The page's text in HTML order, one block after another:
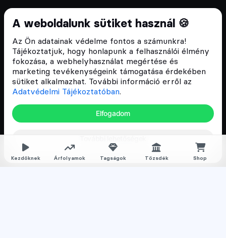
Kezdőknek Árfolyamok Tagságok Tőzsdék Shop
A weboldalunk sütiket használ 🍪
Az Ön adatainak védelme fontos a számunkra!
Tájékoztatjuk, hogy honlapunk a felhasználói élmény
fokozása, a webhelyhasználat megértése és
marketing tevékenységeink támogatása érdekében
sütiket alkalmazhat. További információ erről az
Adatvédelmi Tájékoztatóban.
Elfogadom
Cryptofalka 2018 óta
Szívünkön viseljük a blokklánc technológia
népszerűsítését Magyarországon, ezért 2018 óta a
Cryptofalka célja, hogy biztosítsa a hazai közösség
és vállalatok digitális oktatását és fejlődését.
Oldalak
Árfolyamok
Rólunk